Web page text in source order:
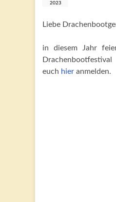
2023
Liebe
in diesem Jahr
euch hier anmelden.